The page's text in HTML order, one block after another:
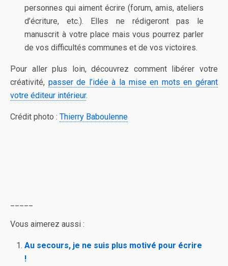
personnes qui aiment écrire (forum, amis, ateliers
d’écriture, etc.). Elles ne rédigeront pas le
manuscrit à votre place mais vous pourrez parler
de vos difficultés communes et de vos victoires.
Pour aller plus loin, découvrez comment libérer votre
créativité, passer de l’idée à la mise en mots en gérant
votre éditeur intérieur.
Crédit photo : Thierry Baboulenne
Vous aimerez aussi :
Au secours, je ne suis plus motivé pour écrire
!